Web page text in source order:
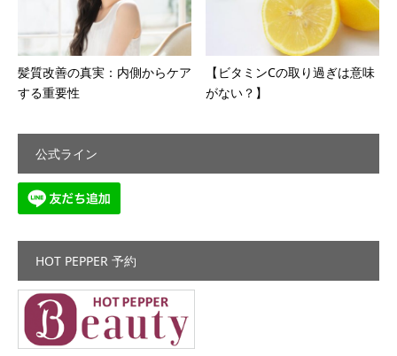
髪質改善の真実：内側からケア
する重要性
【ビタミンCの取り過ぎは意味
がない？】
公式ライン
HOT PEPPER 予約